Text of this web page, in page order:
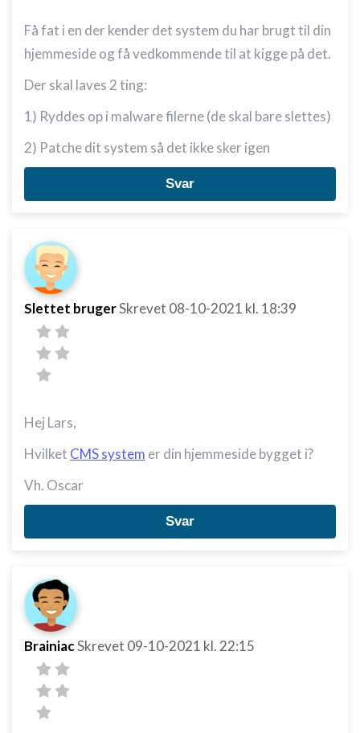
Få fat i en der kender det system du har brugt til din
hjemmeside og få vedkommende til at kigge på det.
Der skal laves 2 ting:
1) Ryddes op i malware filerne (de skal bare slettes)
2) Patche dit system så det ikke sker igen
Svar
Slettet brugerSkrevet 08-10-2021 kl. 18:39
Hej Lars,
Hvilket CMS system er din hjemmeside bygget i?
Vh. Oscar
Svar
BrainiacSkrevet 09-10-2021 kl. 22:15